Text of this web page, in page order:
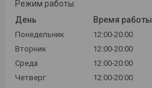
Режим работы:
День
Время работы
Понедельник
12:00-20:00
Вторник
12:00-20:00
Среда
12:00-20:00
Четверг
12:00-20:00